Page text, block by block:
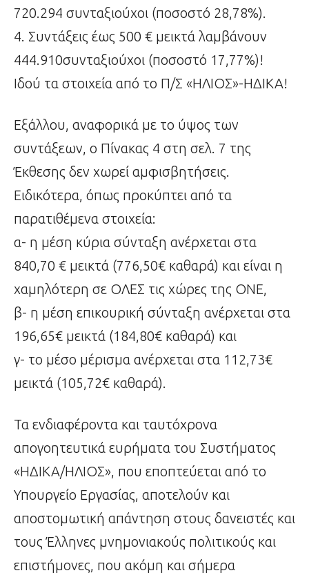
720.294 συνταξιούχοι (ποσοστό 28,78%).
4. Συντάξεις έως 500 € μεικτά λαμβάνουν
444.910συνταξιούχοι (ποσοστό 17,77%)!
Ιδού τα στοιχεία από το Π/Σ «ΗΛΙΟΣ»-ΗΔΙΚΑ!
Εξάλλου, αναφορικά με το ύψος των
συντάξεων, ο Πίνακας 4 στη σελ. 7 της
Έκθεσης δεν χωρεί αμφισβητήσεις.
Ειδικότερα, όπως προκύπτει από τα
παρατιθέμενα στοιχεία:
α- η μέση κύρια σύνταξη ανέρχεται στα
840,70 € μεικτά (776,50€ καθαρά) και είναι η
χαμηλότερη σε ΟΛΕΣ τις χώρες της ΟΝΕ,
β- η μέση επικουρική σύνταξη ανέρχεται στα
196,65€ μεικτά (184,80€ καθαρά) και
γ- το μέσο μέρισμα ανέρχεται στα 112,73€
μεικτά (105,72€ καθαρά).
Τα ενδιαφέροντα και ταυτόχρονα
απογοητευτικά ευρήματα του Συστήματος
«ΗΔΙΚΑ/ΗΛΙΟΣ», που εποπτεύεται από το
Υπουργείο Εργασίας, αποτελούν και
αποστομωτική απάντηση στους δανειστές και
τους Έλληνες μνημονιακούς πολιτικούς και
επιστήμονες, που ακόμη και σήμερα